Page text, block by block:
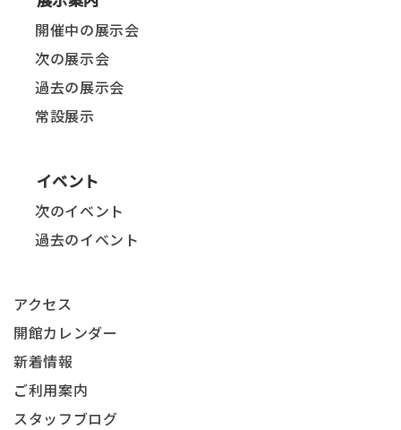
開催中の展示会
次の展示会
過去の展示会
常設展示
イベント
次のイベント
過去のイベント
アクセス
開館カレンダー
新着情報
ご利用案内
スタッフブログ